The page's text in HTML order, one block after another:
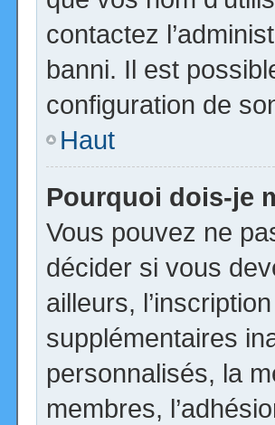
contactez
banni. Il est
configuration de
Haut
Pourquoi dois-je
Vous pouvez ne
décider si vous
ailleurs,
supplémentaires
personnalisés, la
membres,